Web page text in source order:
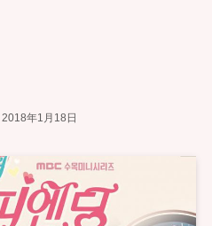
2018年1月18日